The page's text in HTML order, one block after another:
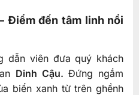
Điểm đến tâm linh nổi
dẫn viên đưa quý khách
Dinh Cậu.Đứng ngắm
biển xanh từ trên ghềnh